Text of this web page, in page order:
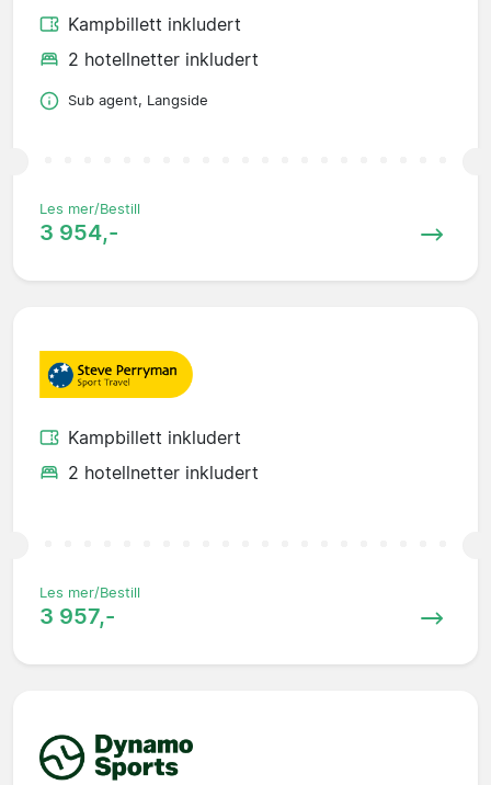
Kampbillett inkludert
2 hotellnetter inkludert
Sub agent, Langside
Les mer/Bestill
3 954,-
Kampbillett inkludert
2 hotellnetter inkludert
Les mer/Bestill
3 957,-